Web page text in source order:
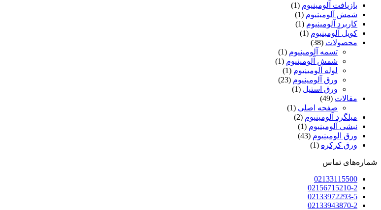
بازیافت آلومینیوم (1)
شمش آلومینیوم (1)
کاربرد آلومینیوم (1)
کویل آلومینیوم (1)
محصولات (38)
تسمه آلومینیوم (1)
شمش آلومینیوم (1)
لوله آلومینیوم (1)
ورق آلومینیوم (23)
ورق استیل (1)
مقالات (49)
صفحه اصلی (1)
میلگرد آلومینیوم (2)
نبشی آلومینیوم (1)
ورق الومینیوم (43)
ورق کرکره (1)
شماره‌های تماس
02133115500
02156715210-2
02133972293-5
02133943870-2